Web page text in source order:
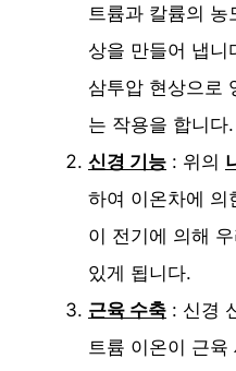
트륨과 칼륨의
상을 만들어 냅니
삼투압 현상으로
는 작용을 합니다.
신경 기능 : 위의
하여 이온차에 의
이 전기에 의해
있게 됩니다.
근육 수축 : 신경
트륨 이온이 근